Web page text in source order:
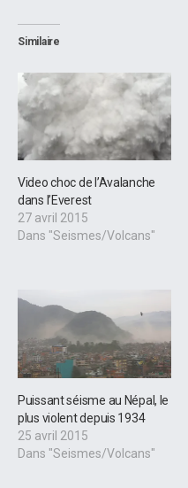
Similaire
Video choc de l’Avalanche
dans l’Everest
27 avril 2015
Dans "Seismes/Volcans"
Puissant séisme au Népal, le
plus violent depuis 1934
25 avril 2015
Dans "Seismes/Volcans"